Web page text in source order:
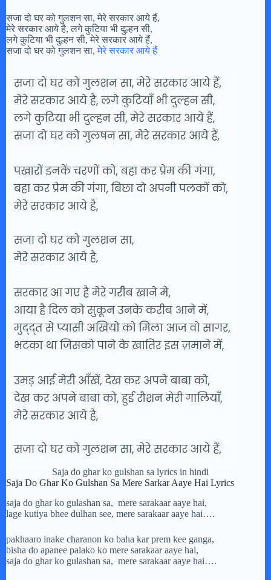
सजा दो घर को गुलशन सा, मेरे सरकार आये हैं,
मेरे सरकार आये है, लगे कुटिया भी दुल्हन सी,
लगे कुटिया भी दुल्हन सी, मेरे सरकार आये हैं,
सजा दो घर को गुलशन सा, मेरे सरकार आये हैं
Saja do ghar ko gulshan sa lyrics in hindi
Saja Do Ghar Ko Gulshan Sa Mere Sarkar Aaye Hai Lyrics
saja do ghar ko gulashan sa, mere sarakaar aaye hai,
lage kutiya bhee dulhan see, mere sarakaar aaye hai….
pakhaaro inake charanon ko baha kar prem kee ganga,
bisha do apanee palako ko mere sarakaar aaye hai,
saja do ghar ko gulashan sa, mere sarakaar aaye hai….